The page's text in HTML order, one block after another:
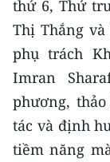
thứ 6, Thứ
Thị Thắng
phụ trách
Imran
phương,
tác và định
tiềm năng